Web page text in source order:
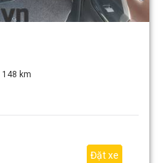
148 km
Đặt xe